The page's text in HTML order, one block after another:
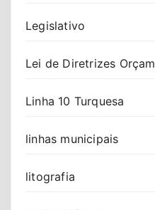
Legislativo
Lei de Diretrizes
Linha 10 Turquesa
linhas municipais
litografia